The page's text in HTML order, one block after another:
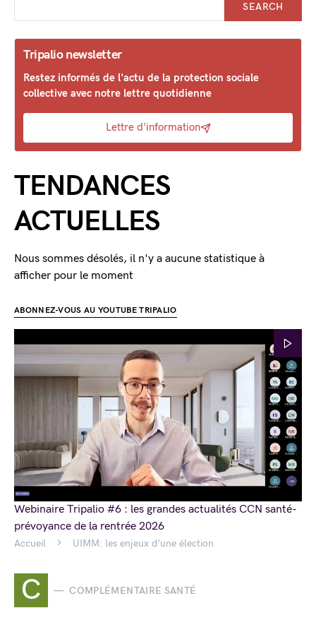
Accueil UIMM: les enjeux d’une élection
C COMPLÉMENTAIRE SANTÉ
SEARCH
Tripalio newsletter
Restez informés de l'actu de la protection sociale
collective avec notre lettre quotidienne
Lettre d'information
TENDANCES
ACTUELLES
Nous sommes désolés, il n'y a aucune statistique à
afficher pour le moment
ABONNEZ-VOUS AU YOUTUBE TRIPALIO
Webinaire Tripalio #6 : les grandes actualités CCN santé-
prévoyance de la rentrée 2026